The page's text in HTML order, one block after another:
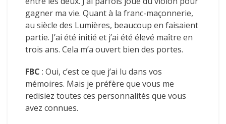
gagner ma vie. Quant à la franc-maçonnerie,
au siècle des Lumières, beaucoup en faisaient
partie. J’ai été initié et j’ai été élevé maître en
trois ans. Cela m’a ouvert bien des portes.
FBC : Oui, c’est ce que j’ai lu dans vos
mémoires. Mais je préfère que vous me
redisiez toutes ces personnalités que vous
avez connues.